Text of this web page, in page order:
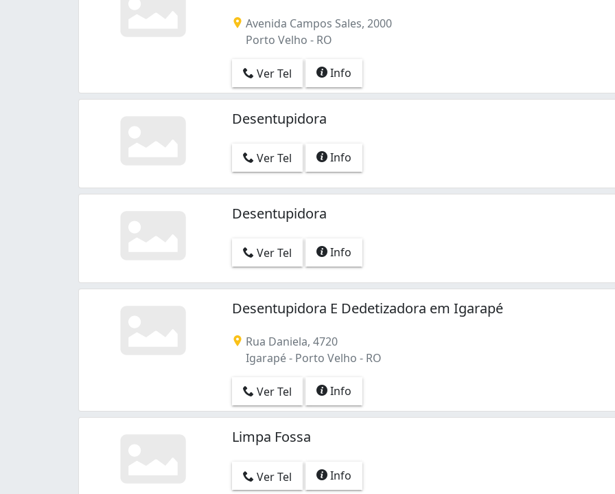
Avenida Campos Sales, 2000
Porto Velho - RO
Ver Tel Info
Desentupidora
Ver Tel Info
Desentupidora
Ver Tel Info
Desentupidora E Dedetizadora em Igarapé
Rua Daniela, 4720
Igarapé - Porto Velho - RO
Ver Tel Info
Limpa Fossa
Ver Tel Info